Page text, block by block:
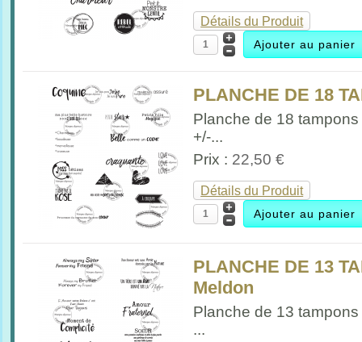
Détails du Produit
PLANCHE DE 18
Planche de 18 tampons
+/-...
Prix : 22,50 €
Détails du Produit
PLANCHE DE 13
Meldon
Planche de 13 tampons
...